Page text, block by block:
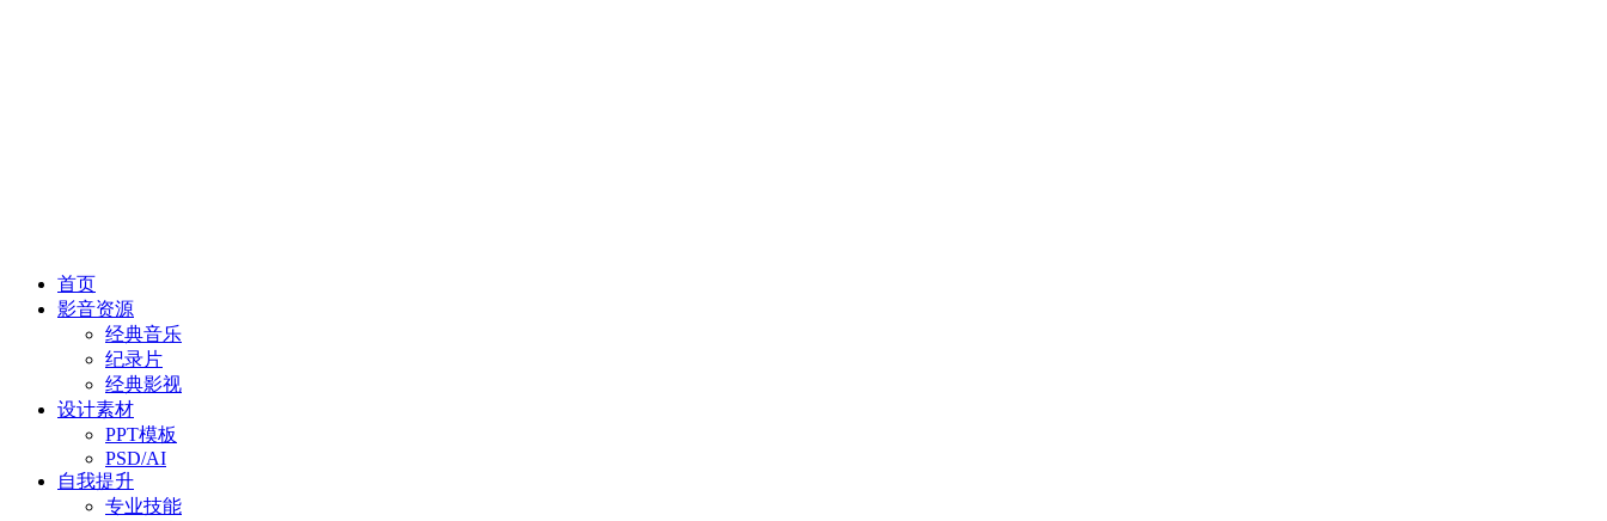
首页
影音资源
经典音乐
纪录片
经典影视
设计素材
PPT模板
PSD/AI
自我提升
专业技能